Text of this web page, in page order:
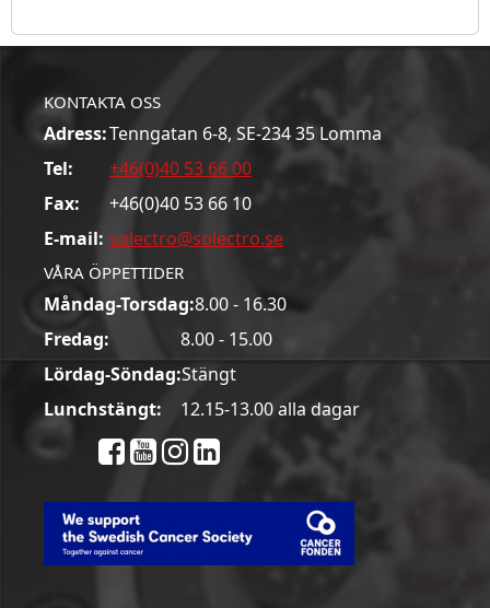
KONTAKTA OSS
Adress:Tenngatan 6-8, SE-234 35 Lomma
Tel:
+46(0)40 53 66 00
Fax:
+46(0)40 53 66 10
E-mail: solectro@solectro.se
VÅRA ÖPPETTIDER
Måndag-Torsdag:8.00 - 16.30
Fredag:
8.00 - 15.00
Lördag-Söndag:Stängt
Lunchstängt:
12.15-13.00 alla dagar